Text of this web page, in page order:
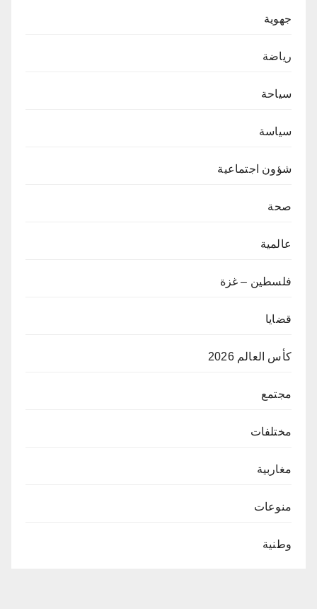
جهوية
رياضة
سياحة
سياسة
شؤون اجتماعية
صحة
عالمية
فلسطين – غزة
قضايا
كأس العالم 2026
مجتمع
مختلفات
مغاربية
منوعات
وطنية